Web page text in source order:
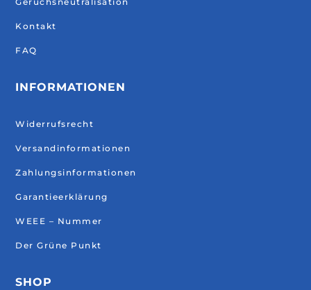
Kontakt
FAQ
INFORMATIONEN
Widerrufsrecht
Versandinformationen
Zahlungsinformationen
Garantieerklärung
WEEE – Nummer
Der Grüne Punkt
SHOP